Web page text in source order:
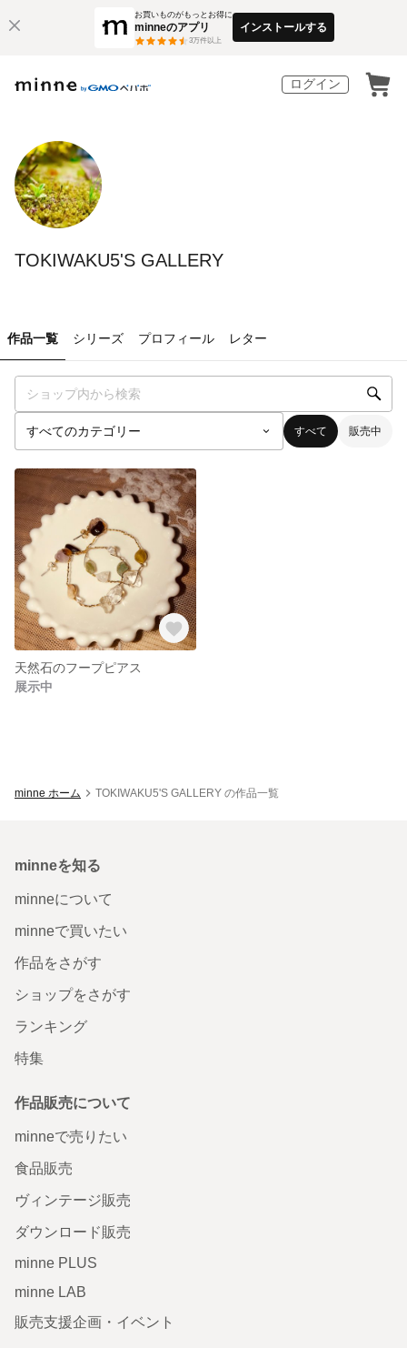
お買いものがもっとお得に
minneのアプリ
3万件以上
インストールする
ログイン
TOKIWAKU5'S GALLERY
作品一覧 シリーズ プロフィール レター
すべて 販売中
天然石のフープピアス
展示中
minne ホーム TOKIWAKU5'S GALLERY の作品一覧
minneを知る
minneについて
minneで買いたい
作品をさがす
ショップをさがす
ランキング
特集
作品販売について
minneで売りたい
食品販売
ヴィンテージ販売
ダウンロード販売
minne PLUS
minne LAB
販売支援企画・イベント